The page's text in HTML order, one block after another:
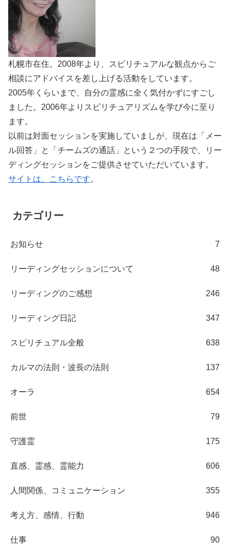
札幌市在住。2008年より、スピリチュアルな観点からご
相談にアドバイスを差し上げる活動をしています。
2005年くらいまで、自分の霊感に全く気付かずにすごし
ました。2006年よりスピリチュアリズムを学び今に至り
ます。
以前は対面セッションを実施していましが、現在は「メー
ル回答」と「チームズの通話」という２つの手段で、リー
ディングセッションをご提供させていただいています。
サイトは、こちらです。
カテゴリー
お知らせ 7
リーディングセッションについて 48
リーディングのご感想 246
リーディング日記 347
スピリチュアル全般 638
カルマの法則・波長の法則 137
オーラ 654
前世 79
守護霊 175
直感、霊感、霊能力 606
人間関係、コミュニケーション 355
考え方、感情、行動 946
仕事 90